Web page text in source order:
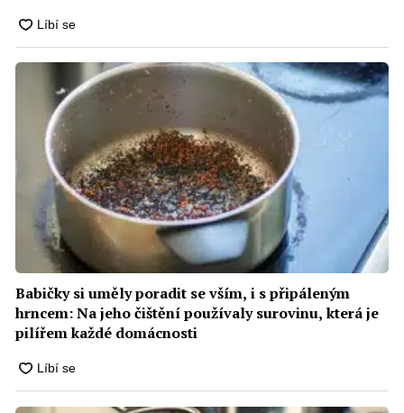
Babičky si uměly poradit se vším, i s připáleným
hrncem: Na jeho čištění používaly surovinu, která je
pilířem každé domácnosti